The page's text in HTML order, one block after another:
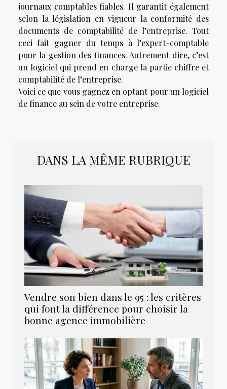
journaux comptables fiables. Il garantit également
selon la législation en vigueur la conformité des
documents de comptabilité de l’entreprise. Tout
ceci fait gagner du temps à l’expert-comptable
pour la gestion des finances. Autrement dire, c’est
un logiciel qui prend en charge la partie chiffre et
comptabilité de l’entreprise.
Voici ce que vous gagnez en optant pour un logiciel
de finance au sein de votre entreprise.
DANS LA MÊME RUBRIQUE
Vendre son bien dans le 95 : les critères
qui font la différence pour choisir la
bonne agence immobilière